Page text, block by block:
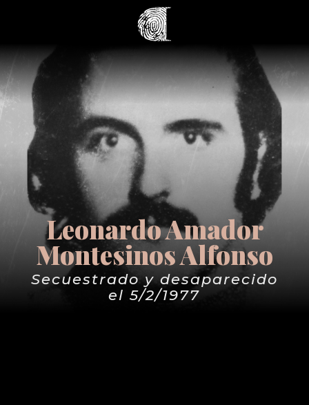
Leonardo Amador
Montesinos Alfonso
Secuestrado y desaparecido
el 5/2/1977